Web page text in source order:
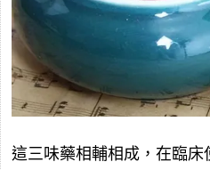
這三味藥相輔相成，在臨